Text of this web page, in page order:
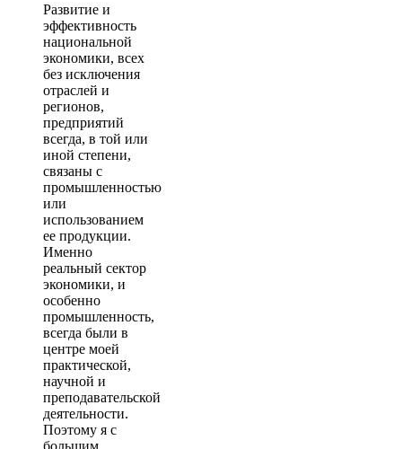
Развитие и
эффективность
национальной
экономики, всех
без исключения
отраслей и
регионов,
предприятий
всегда, в той или
иной степени,
связаны с
промышленностью
или
использованием
ее продукции.
Именно
реальный сектор
экономики, и
особенно
промышленность,
всегда были в
центре моей
практической,
научной и
преподавательской
деятельности.
Поэтому я с
большим